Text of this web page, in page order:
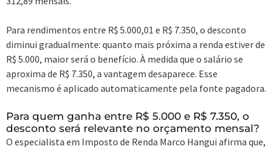
Para rendimentos entre R$ 5.000,01 e R$ 7.350, o desconto
diminui gradualmente: quanto mais próxima a renda estiver de
R$ 5.000, maior será o benefício. À medida que o salário se
aproxima de R$ 7.350, a vantagem desaparece. Esse
mecanismo é aplicado automaticamente pela fonte pagadora.
Para quem ganha entre R$ 5.000 e R$ 7.350, o
desconto será relevante no orçamento mensal?
O especialista em Imposto de Renda Marco Hangui afirma que,